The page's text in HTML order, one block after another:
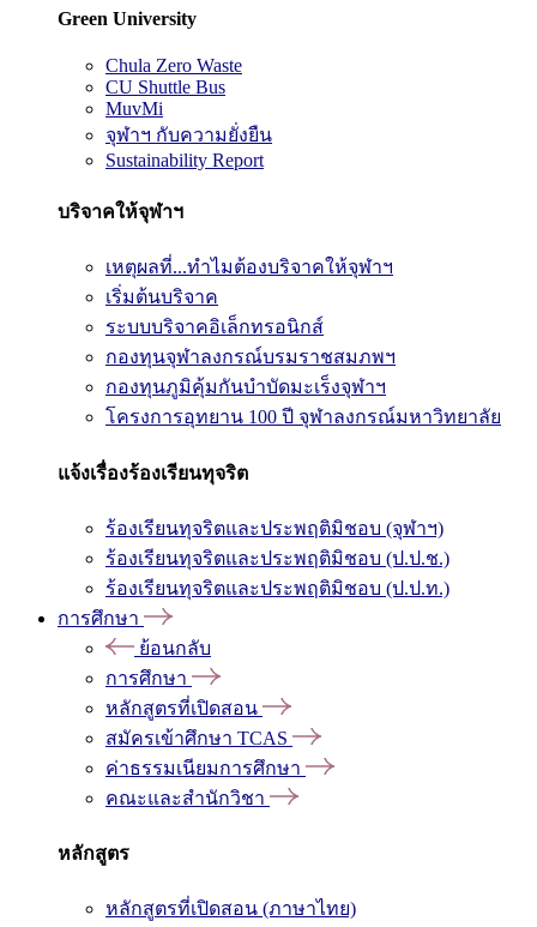
Green University
Chula Zero Waste
CU Shuttle Bus
MuvMi
จุฬาฯ กับความยั่งยืน
Sustainability Report
บริจาคให้จุฬาฯ
เหตุผลที่...ทำไมต้องบริจาคให้จุฬาฯ
เริ่มต้นบริจาค
ระบบบริจาคอิเล็กทรอนิกส์
กองทุนจุฬาลงกรณ์บรมราชสมภพฯ
กองทุนภูมิคุ้มกันบำบัดมะเร็งจุฬาฯ
โครงการอุทยาน 100 ปี จุฬาลงกรณ์มหาวิทยาลัย
แจ้งเรื่องร้องเรียนทุจริต
ร้องเรียนทุจริตและประพฤติมิชอบ (จุฬาฯ)
ร้องเรียนทุจริตและประพฤติมิชอบ (ป.ป.ช.)
ร้องเรียนทุจริตและประพฤติมิชอบ (ป.ป.ท.)
การศึกษา
ย้อนกลับ
การศึกษา
หลักสูตรที่เปิดสอน
สมัครเข้าศึกษา TCAS
ค่าธรรมเนียมการศึกษา
คณะและสำนักวิชา
หลักสูตร
หลักสูตรที่เปิดสอน (ภาษาไทย)